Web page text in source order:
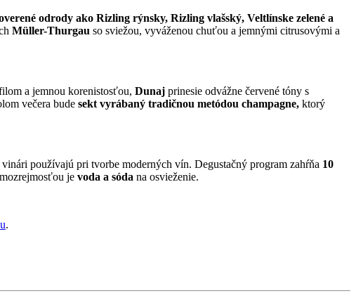
odrody ako Rizling rýnsky, Rizling vlašský, Veltlínske zelené a
Müller-Thurgau so sviežou, vyváženou chuťou a jemnými citrusovými a
a jemnou korenistosťou, Dunaj prinesie odvážne červené tóny s
večera bude sekt vyrábaný tradičnou metódou champagne, ktorý
používajú pri tvorbe moderných vín. Degustačný program zahŕňa 10
je voda a sóda na osvieženie.
.